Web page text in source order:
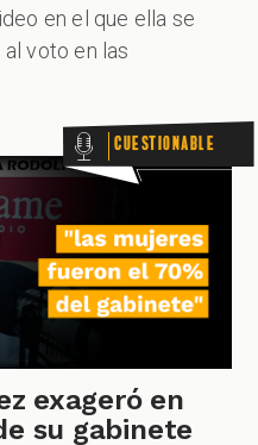
en el que ella se
voto en las
Cuestionable
exageró en
su gabinete